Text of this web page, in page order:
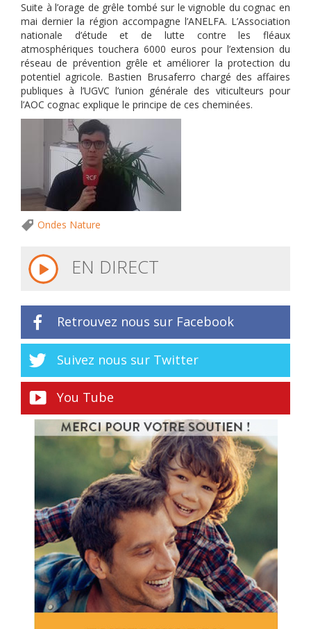
Suite à l’orage de grêle tombé sur le vignoble du cognac en
mai dernier la région accompagne l’ANELFA. L’Association
nationale d’étude et de lutte contre les fléaux
atmosphériques touchera 6000 euros pour l’extension du
réseau de prévention grêle et améliorer la protection du
potentiel agricole. Bastien Brusaferro chargé des affaires
publiques à l’UGVC l’union générale des viticulteurs pour
l’AOC cognac explique le principe de ces cheminées.
Ondes Nature
EN DIRECT
Retrouvez nous sur Facebook
Suivez nous sur Twitter
You Tube